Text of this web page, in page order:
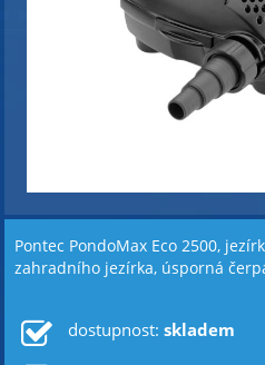
Pontec PondoMax Eco 2500,
zahradního jezírka, úsporná
dostupnost: skladem